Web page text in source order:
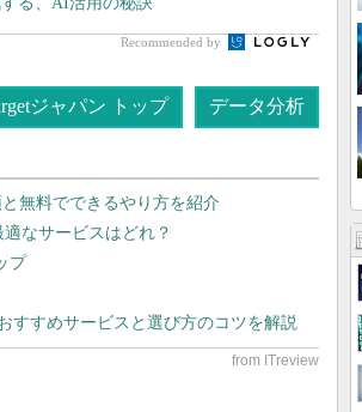
Recommended by
ジャパン トップ データ分析
無料でできるやり方を紹介
なサービスはどれ？
プ
すすめサービスと選び方のコツを解説